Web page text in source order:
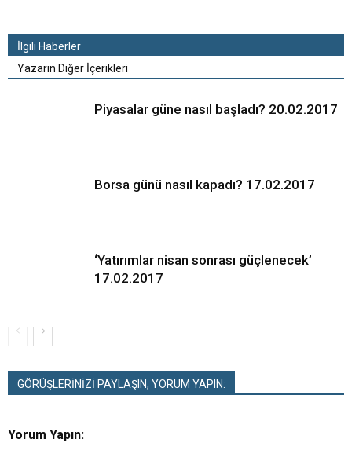
İlgili Haberler
Yazarın Diğer İçerikleri
Piyasalar güne nasıl başladı? 20.02.2017
Borsa günü nasıl kapadı? 17.02.2017
‘Yatırımlar nisan sonrası güçlenecek’
17.02.2017
GÖRÜŞLERİNİZİ PAYLAŞIN, YORUM YAPIN:
Yorum Yapın: